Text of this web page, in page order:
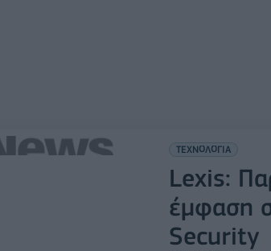
ΤΕΧΝΟΛΟΓΙΑ
Lexis:
έμφαση
Security